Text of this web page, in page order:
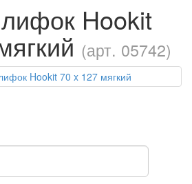
Hookit
(арт. 05742)